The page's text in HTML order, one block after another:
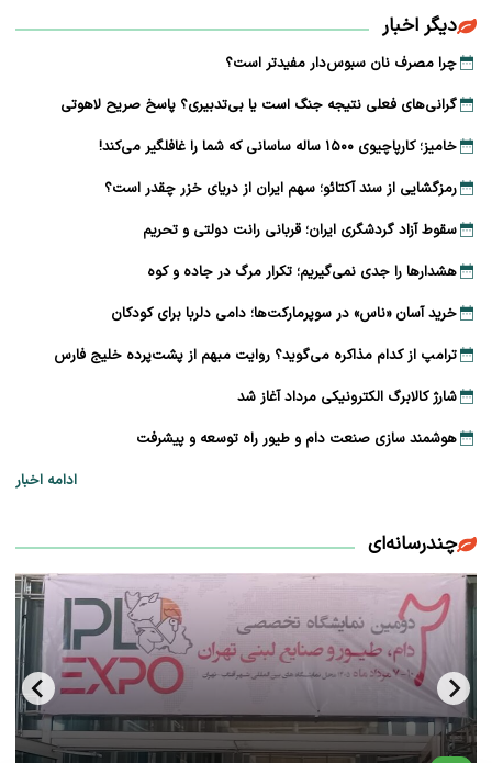
دیگر اخبار
چرا مصرف نان سبوس‌دار مفیدتر است؟
گرانی‌های فعلی نتیجه جنگ است یا بی‌تدبیری؟ پاسخ صریح لاهوتی
خامیز؛ کارپاچیوی ۱۵۰۰ ساله ساسانی که شما را غافلگیر می‌کند!
رمزگشایی از سند آکتائو؛ سهم ایران از دریای خزر چقدر است؟
سقوط آزاد گردشگری ایران؛ قربانی رانت دولتی و تحریم
هشدارها را جدی نمی‌گیریم؛ تکرار مرگ در جاده و کوه
خرید آسان «ناس» در سوپرمارکت‌ها؛ دامی دلربا برای کودکان
ترامپ از کدام مذاکره می‌گوید؟ روایت مبهم از پشت‌پرده خلیج فارس
شارژ کالابرگ الکترونیکی مرداد آغاز شد
هوشمند سازی صنعت دام و طیور راه توسعه و پیشرفت
ادامه اخبار
چندرسانه‌ای